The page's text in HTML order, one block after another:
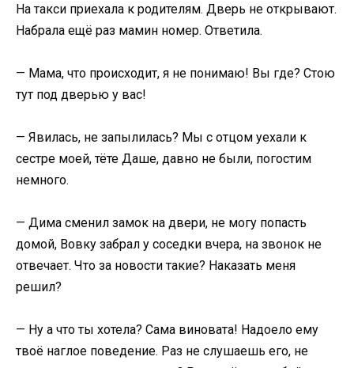
На такси приехала к родителям. Дверь не открывают.
Набрала ещё раз мамин номер. Ответила.
— Мама, что происходит, я не понимаю! Вы где? Стою
тут под дверью у вас!
— Явилась, не запылилась? Мы с отцом уехали к
сестре моей, тёте Даше, давно не были, погостим
немного.
— Дима сменил замок на двери, не могу попасть
домой, Вовку забрал у соседки вчера, на звонок не
отвечает. Что за новости такие? Наказать меня
решил?
— Ну а что ты хотела? Сама виновата! Надоело ему
твоё наглое поведение. Раз не слушаешь его, не